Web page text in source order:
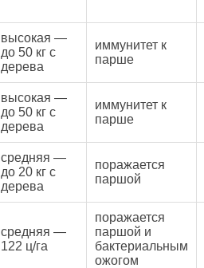
высокая —
до 50 кг с
дерева
иммунитет к
парше
высокая —
до 50 кг с
дерева
иммунитет к
парше
средняя —
до 20 кг с
дерева
поражается
паршой
средняя —
122 ц/га
поражается
паршой и
бактериальным
ожогом